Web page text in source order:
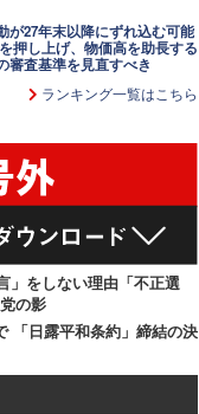
が27年末以降にずれ込む可能
押し上げ、物価高を助長する
審査基準を見直すべき
ランキング一覧はこちら
」をしない理由「不正選
の影
「日露平和条約」締結の決